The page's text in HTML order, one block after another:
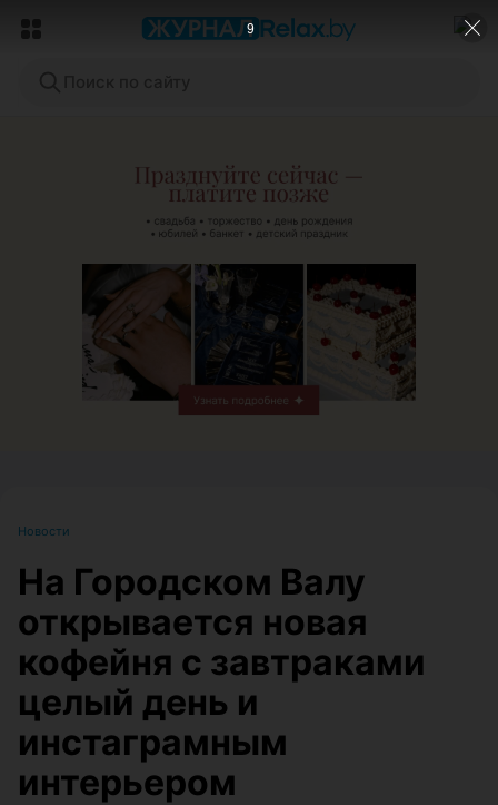
ЭФФЕКТИВНАЯ РЕКЛАМА НА САЙТЕ
Новости
На Городском Валу
открывается новая
кофейня с завтраками
целый день и
инстаграмным
интерьером
7